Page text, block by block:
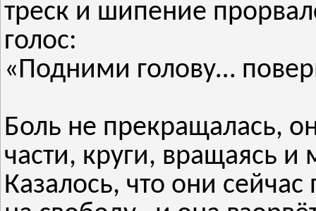
треск и шипение
голос:
«Подними голову…
Боль не прекращалась,
части, круги, вращаясь
Казалось, что они